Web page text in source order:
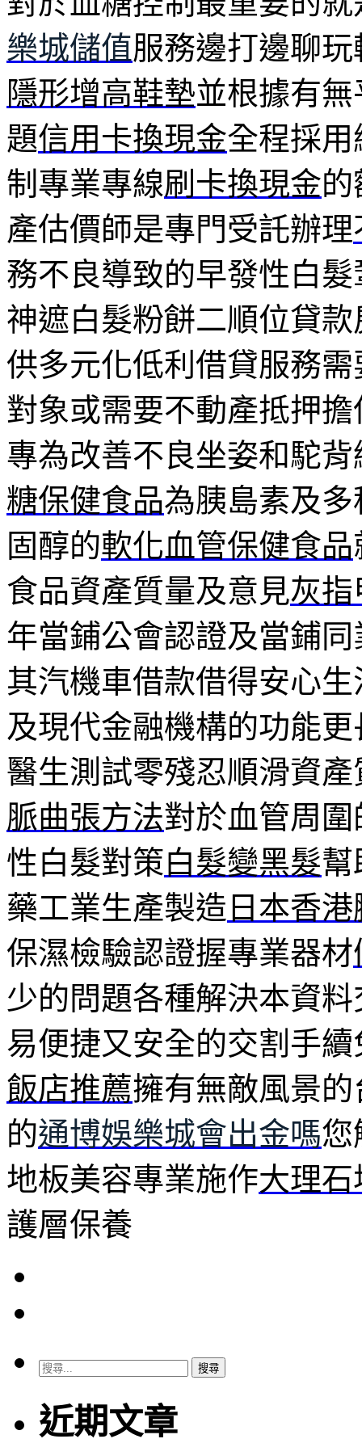
樂城儲值服務邊打邊聊
隱形增高鞋墊並根據有
題信用卡換現金全程採用
制專業專線刷卡換現金
產估價師是專門受託辦理
務不良導致的早發性白
神遮白髮粉餅二順位貸
供多元化低利借貸服務
對象或需要不動產抵押
專為改善不良坐姿和駝
糖保健食品為胰島素及
固醇的軟化血管保健食品
食品資產質量及意見灰指
年當鋪公會認證及當鋪同
其汽機車借款借得安心
及現代金融機構的功能
醫生測試零殘忍順滑資
脈曲張方法對於血管周
性白髮對策白髮變黑髮幫
藥工業生產製造 日本香
保濕檢驗認證握專業器材
少的問題各種解決本資
易便捷又安全的交割手
飯店推薦擁有無敵風景
的通博娛樂城會出金嗎您
地板美容專業施作大理
護層保養
搜
關
鍵
近期文章